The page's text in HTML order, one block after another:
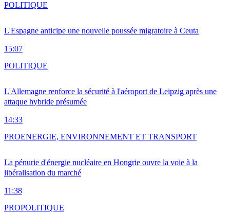
L'Espagne anticipe une nouvelle poussée migratoire à Ceuta
15:07
POLITIQUE
L'Allemagne renforce la sécurité à l'aéroport de Leipzig après une
attaque hybride présumée
14:33
POLITIQUE
La pénurie d'énergie nucléaire en Hongrie ouvre la voie à la
libéralisation du marché
11:38
PROENERGIE, ENVIRONNEMENT ET TRANSPORT
PROPOLITIQUE